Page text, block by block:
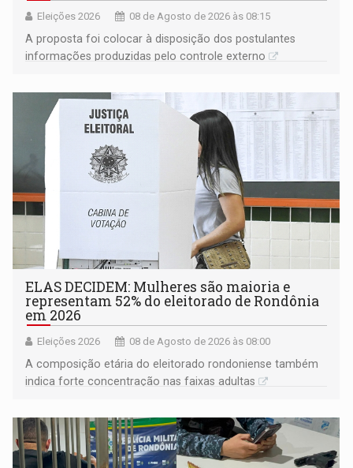
Eleições 2026 08 de Agosto de 2026 às 08:15
A proposta foi colocar à disposição dos postulantes
informações produzidas pelo controle externo
ELAS DECIDEM: Mulheres são maioria e
representam 52% do eleitorado de Rondônia
em 2026
Eleições 2026 08 de Agosto de 2026 às 08:00
A composição etária do eleitorado rondoniense também
indica forte concentração nas faixas adultas